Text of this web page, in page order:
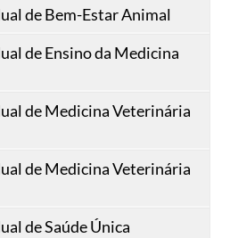
de Bem-Estar Animal
de Ensino da Medicina
de Medicina Veterinária
de Medicina Veterinária
de Saúde Única